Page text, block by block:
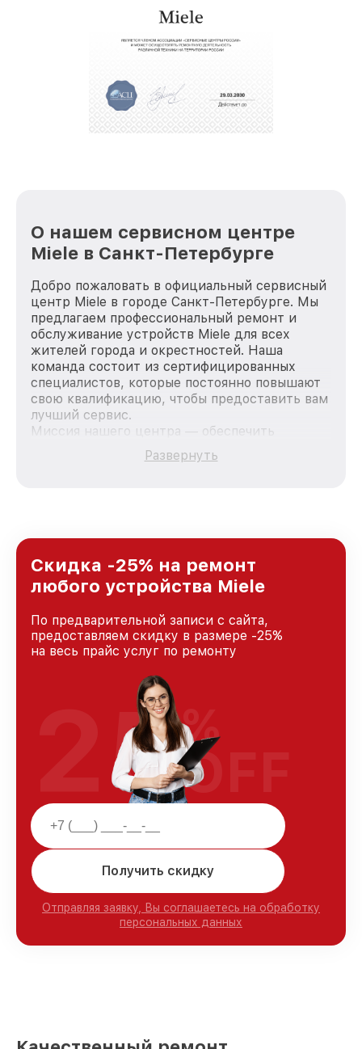
О нашем сервисном центре
Miele в Санкт-Петербурге
Добро пожаловать в официальный сервисный
центр Miele в городе Санкт-Петербурге. Мы
предлагаем профессиональный ремонт и
обслуживание устройств Miele для всех
жителей города и окрестностей. Наша
команда состоит из сертифицированных
специалистов, которые постоянно повышают
свою квалификацию, чтобы предоставить вам
лучший сервис.
Миссия нашего центра — обеспечить
качественный и доступный ремонт для
каждого пользователя продукции Miele, вне
Санкт-Петербурге, постоянно повышая
уровень доверия и лояльности наших
клиентов.
Развернуть
Скидка -25% на ремонт
любого устройства Miele
По предварительной записи с сайта,
предоставляем скидку в размере -25%
на весь прайс услуг по ремонту
Получить скидку
Отправляя заявку, Вы соглашаетесь на обработку
персональных данных
25%
OFF